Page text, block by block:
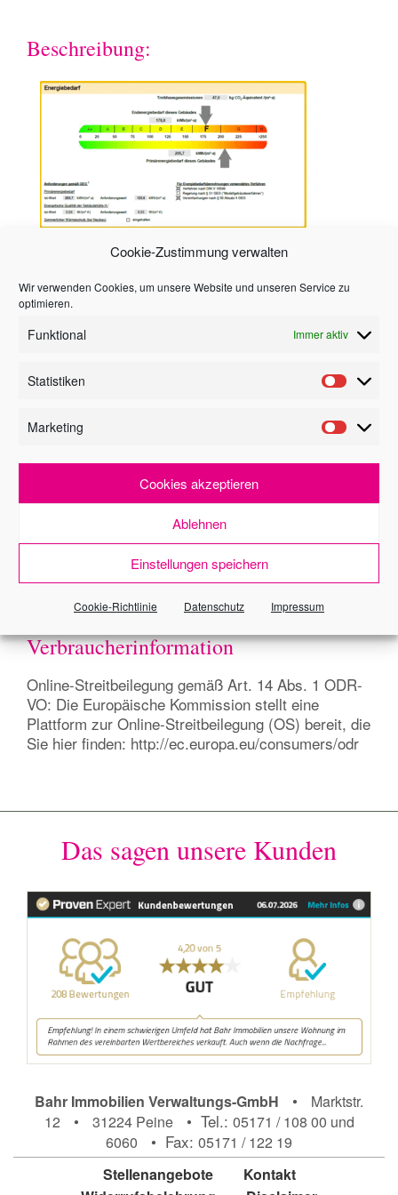
Cookie-Zustimmung verwalten
Wir verwenden Cookies, um unsere Website und unseren Service zu
optimieren.
Funktional Immer aktiv
Statistiken
Marketing
Cookies akzeptieren
Ablehnen
Einstellungen speichern
Cookie-Richtlinie Datenschutz Impressum
Beschreibung:
Hinweis
Abmessungen und Preisangaben beruhen
eines Dritten. Der Makler hat die Angaben nicht
Makler übernimmt keine Haftung und Gewähr für
Vollständigkeit, Richtigkeit und Aktualität dieser
Angaben. Irrtum und Zwischenverkauf/Vermietung
bleiben vorbehalten. Für die Vereinbarung eines
Besichtigungstermins stehen wir Ihnen nach
vorheriger telefonischer Terminabstimmung
jederzeit zur Verfügung. Telefonisch erreichen Sie
uns: Montag-Dienstag-Donnerstag-Freitag von 9.00
- 12.00 Uhr Montag-Dienstag-Donnerstag von 14.00
- 17.00 Uhr
Verbraucherinformation
Online-Streitbeilegung gemäß Art. 14 Abs. 1 ODR-
VO: Die Europäische Kommission stellt eine
Plattform zur Online-Streitbeilegung (OS) bereit, die
Sie hier finden: http://ec.europa.eu/consumers/odr
Das sagen unsere Kunden
Bahr Immobilien Verwaltungs-GmbH • Marktstr.
12 • 31224 Peine• Tel.: 05171 / 108 00 und
6060 • Fax: 05171 / 122 19
Stellenangebote
Kontakt